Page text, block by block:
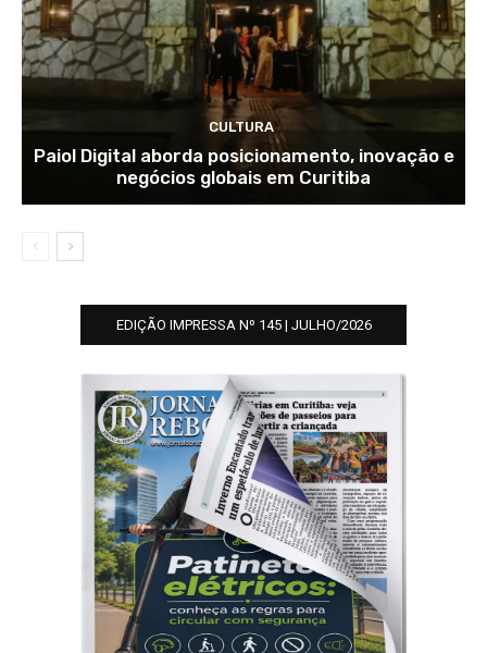
CULTURA
Paiol Digital aborda posicionamento, inovação e
negócios globais em Curitiba
EDIÇÃO IMPRESSA Nº 145 | JULHO/2026